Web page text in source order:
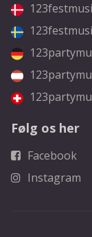
Følg os her
Facebook
Instagram